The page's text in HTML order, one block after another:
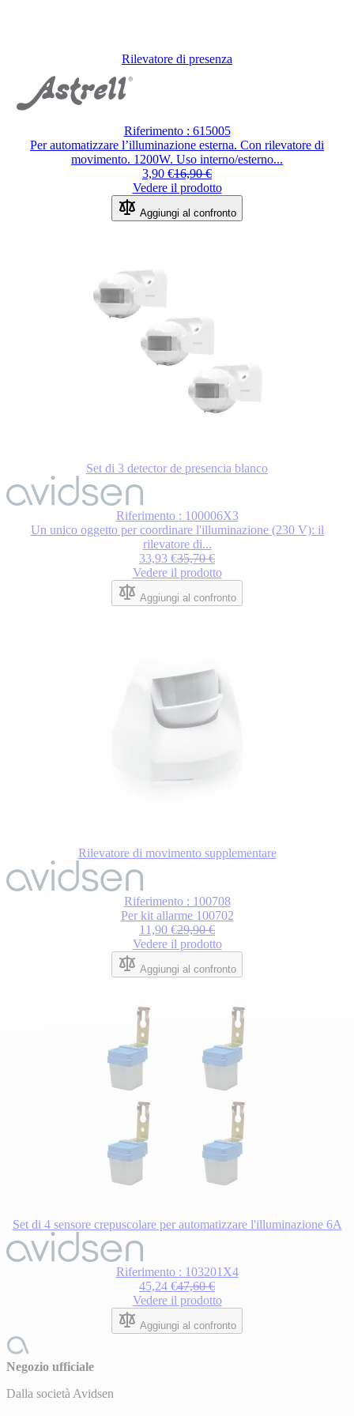
Rilevatore di presenza
Riferimento : 615005
Per automatizzare l’illuminazione esterna. Con rilevatore di
movimento. 1200W. Uso interno/esterno...
3,90 €16,90 €
Vedere il prodotto
Aggiungi al confronto
Set di 3 detector de presencia blanco
dipende
dalle
opzioni
scelte
nella
pagina
del
prodotto.
Riferimento : 100006X3
Un unico oggetto per coordinare l'illuminazione (230 V): il
rilevatore di...
33,93 €35,70 €
Vedere il prodotto
Aggiungi al confronto
Rilevatore di movimento supplementare
Riferimento : 100708
Per kit allarme 100702
11,90 €29,90 €
Vedere il prodotto
Aggiungi al confronto
Set di 4 sensore crepuscolare per automatizzare l'illuminazione 6A
dipende
dalle
opzioni
scelte
nella
pagina
Riferimento : 103201X4
45,24 €47,60 €
Vedere il prodotto
Aggiungi al confronto
Negozio ufficiale
Dalla società Avidsen